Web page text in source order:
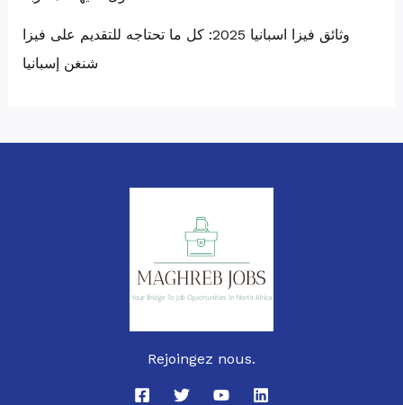
وثائق فيزا اسبانيا 2025: كل ما تحتاجه للتقديم على فيزا
شنغن إسبانيا
Rejoingez nous.